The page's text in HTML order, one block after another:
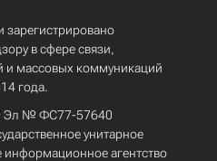
зарегистрировано
в сфере связи,
и массовых коммуникаций
года.
Эл № ФС77-57640
унитарное
агентство